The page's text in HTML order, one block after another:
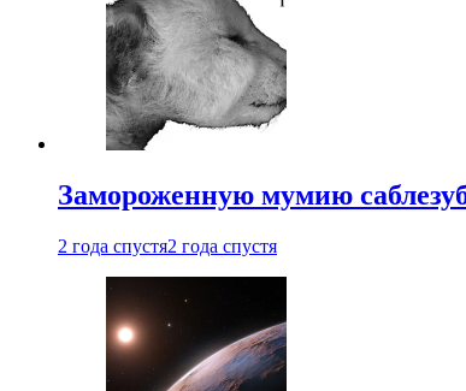
Замороженную мумию
2 года спустя2 года спустя